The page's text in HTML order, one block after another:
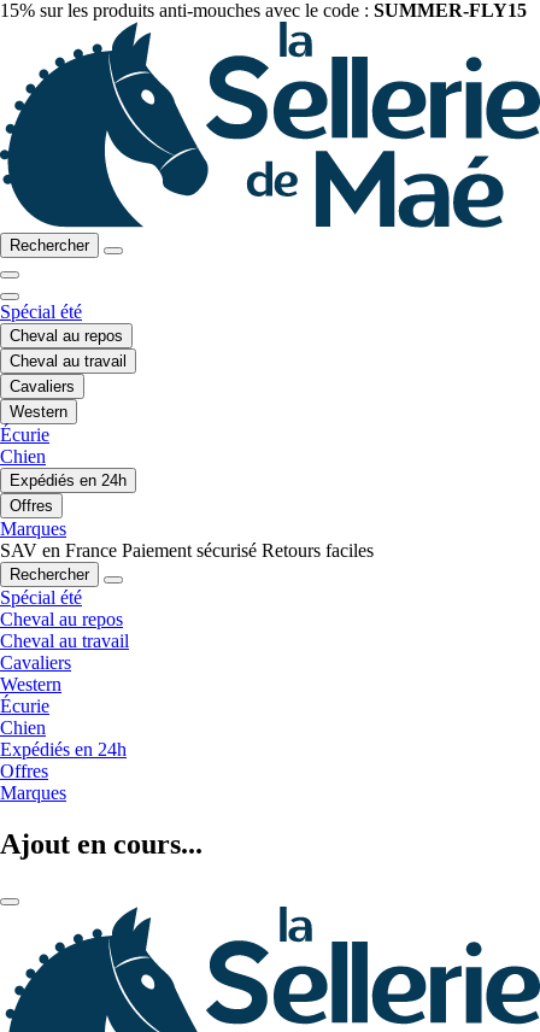
15% sur les produits anti-mouches avec le code : SUMMER-FLY15
Rechercher
Spécial été
Cheval au repos
Cheval au travail
Cavaliers
Western
Écurie
Chien
Expédiés en 24h
Offres
Marques
SAV en France Paiement sécurisé Retours faciles
Rechercher
Spécial été
Cheval au repos
Cheval au travail
Cavaliers
Western
Écurie
Chien
Expédiés en 24h
Offres
Marques
Ajout en cours...